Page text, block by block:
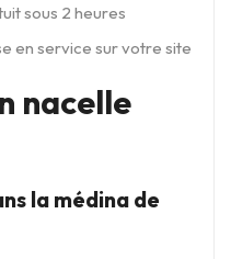
sous 2 heures
en service sur votre site
nacelle
la médina de